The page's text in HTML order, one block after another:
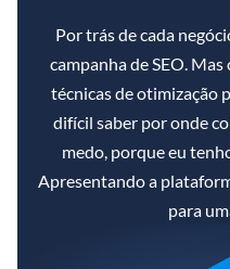
Por trás de cada
campanha de SEO.
técnicas de otimização
difícil saber por onde
medo, porque eu
Apresentando a
para